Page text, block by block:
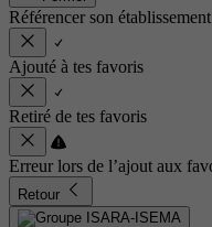
Référencer son établissement
Ajouté à tes favoris
Retiré de tes favoris
Erreur lors de l’ajout aux
Retour